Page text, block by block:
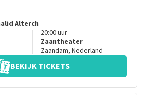
Alterch
20:00uur
Zaantheater
Zaandam, Nederland
BEKIJK TICKETS